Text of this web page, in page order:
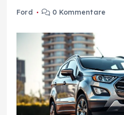
Ford 0 Kommentare